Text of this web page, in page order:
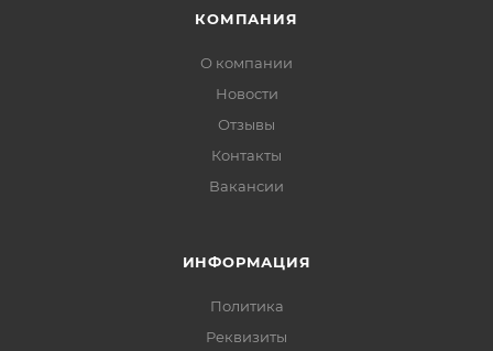
КОМПАНИЯ
О компании
Новости
Отзывы
Контакты
Вакансии
ИНФОРМАЦИЯ
Политика
Реквизиты